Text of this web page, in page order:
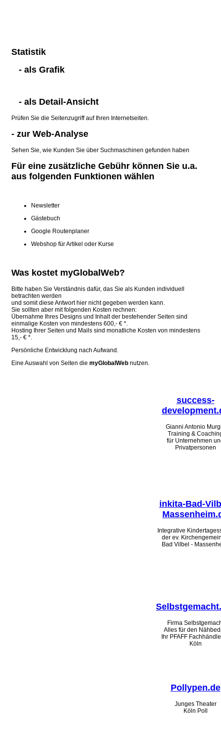
Statistik
- als Grafik
- als Detail-Ansicht
Prüfen Sie die Seitenzugriff auf Ihren Internetseiten.
- zur Web-Analyse
Sehen Sie, wie Kunden Sie über Suchmaschinen gefunden haben
Für eine zusätzliche Gebühr können Sie u.a.
aus folgenden Funktionen wählen
Newsletter
Gästebuch
Google Routenplaner
Webshop für Artikel oder Kurse
Was kostet myGlobalWeb?
Bitte haben Sie Verständnis dafür, das Sie als Kunden individuell
betrachten werden
und somit diese Antwort hier nicht gegeben werden kann.
Sie sollten aber mit folgenden Kosten rechnen:
Übernahme Ihres Designs und Inhalt der bestehender Seiten sind
einmalige Kosten von mindestens 600,- € *.
Hosting Ihrer Seiten und Mails sind monatliche Kosten von mindestens
15,- € *.
Persönliche Entwicklung nach Aufwand.
Eine Auswahl von Seiten die myGlobalWeb nutzen.
success-
Gianni Antonio
Training &
für Unternehmen
Privatpersonen
inkita-Bad-
Integrative
der ev.
Bad Vilbel -
Firma
Alles für den
Ihr PFAFF
Köln
Pollypen.de
Junges Theater
Köln Poll